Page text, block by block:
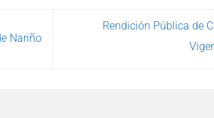
Nariño
Rendición Pública de